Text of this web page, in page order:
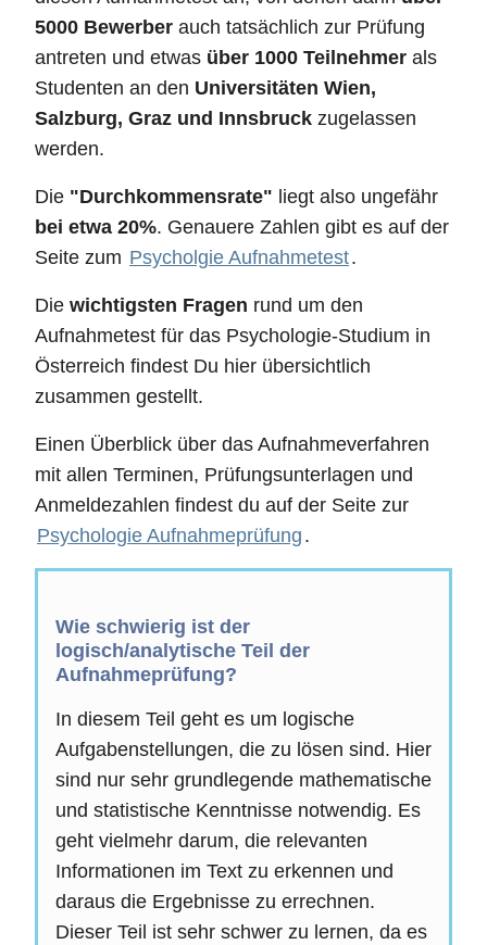
5000 Bewerber auch tatsächlich zur Prüfung
antreten und etwas über 1000 Teilnehmer als
Studenten an den Universitäten Wien,
Salzburg, Graz und Innsbruck zugelassen
werden.
Die "Durchkommensrate" liegt also ungefähr
bei etwa 20%. Genauere Zahlen gibt es auf der
Seite zum Psycholgie Aufnahmetest.
Die wichtigsten Fragen rund um den
Aufnahmetest für das Psychologie-Studium in
Österreich findest Du hier übersichtlich
zusammen gestellt.
Einen Überblick über das Aufnahmeverfahren
mit allen Terminen, Prüfungsunterlagen und
Anmeldezahlen findest du auf der Seite zur
Psychologie Aufnahmeprüfung .
Wie schwierig ist der
logisch/analytische Teil der
Aufnahmeprüfung?
In diesem Teil geht es um logische
Aufgabenstellungen, die zu lösen sind. Hier
sind nur sehr grundlegende mathematische
und statistische Kenntnisse notwendig. Es
geht vielmehr darum, die relevanten
Informationen im Text zu erkennen und
daraus die Ergebnisse zu errechnen.
Dieser Teil ist sehr schwer zu lernen, da es